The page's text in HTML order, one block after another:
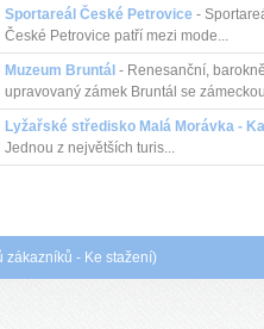
Sportareál České Petrovice-
České Petrovice patří mezi mode...
Muzeum Bruntál - Renesanční, barokně
upravovaný zámek Bruntál se
Lyžařské středisko Malá Morávka -
Jednou z největších turis...
zákazníků - Ke stažení)